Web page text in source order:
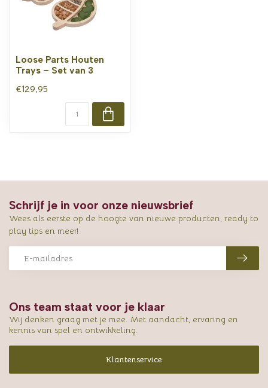
Loose Parts Houten
Trays – Set van 3
€129,95
Ons team staat voor je klaar
Wij denken graag met je mee. Met aandacht, ervaring en
kennis van spel en ontwikkeling.
Klantenservice
Schrijf je in voor onze nieuwsbrief
Wees als eerste op de hoogte van nieuwe producten, ready to
play tips en meer!